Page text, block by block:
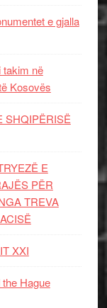
e gjalla
takim në
Kosovës
SHQIPËRISË
E
PËR
TREVA
XXI
the Hague